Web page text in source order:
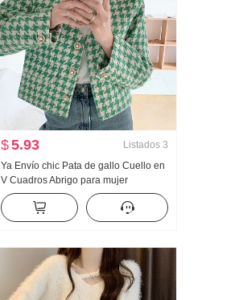
$5.93 Listados 3
Ya Envío chic Pata de gallo Cuello en
V Cuadros Abrigo para mujer